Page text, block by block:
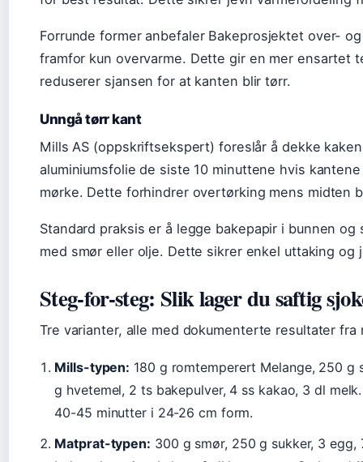
Forrunde former anbefaler Bakeprosjektet over-
framfor kun overvarme. Dette gir en mer ensartet
reduserer sjansen for at kanten blir tørr.
Unngå tørr kant
Mills AS (oppskriftsekspert) foreslår å dekke
aluminiumsfolie de siste 10 minuttene hvis
mørke. Dette forhindrer overtørking mens midten
Standard praksis er å legge bakepapir i bunnen og
med smør eller olje. Dette sikrer enkel uttaking og
Steg-for-steg: Slik lager du saftig
Tre varianter, alle med dokumenterte resultater fra
Mills-typen: 180 g romtemperert Melange, 250 g
g hvetemel, 2 ts bakepulver, 4 ss kakao, 3 dl
40-45 minutter i 24-26 cm form.
Matprat-typen: 300 g smør, 250 g sukker, 3 egg,